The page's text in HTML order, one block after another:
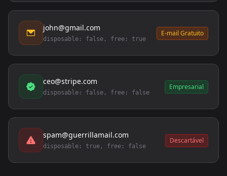
john@gmail.com
disposable: false, free: true
E-mail Gratuito
ceo@stripe.com
disposable: false, free: false
Empresarial
spam@guerrillamail.com
disposable: true, free: false
Descartável